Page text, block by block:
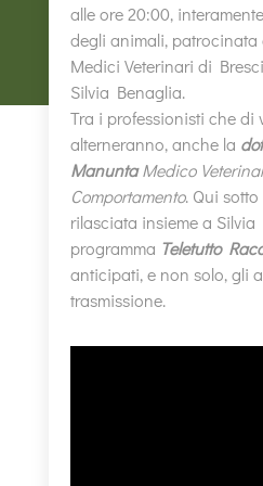
alle ore 20:00,
degli animali, patrocinata
Medici Veterinari di
Silvia Benaglia.
Tra i professionisti che di
alterneranno, anche la
Manunta Medico
Comportamento. Qui sotto
rilasciata insieme a Silvia
programma Teletutto
anticipati, e non solo, gli
trasmissione.